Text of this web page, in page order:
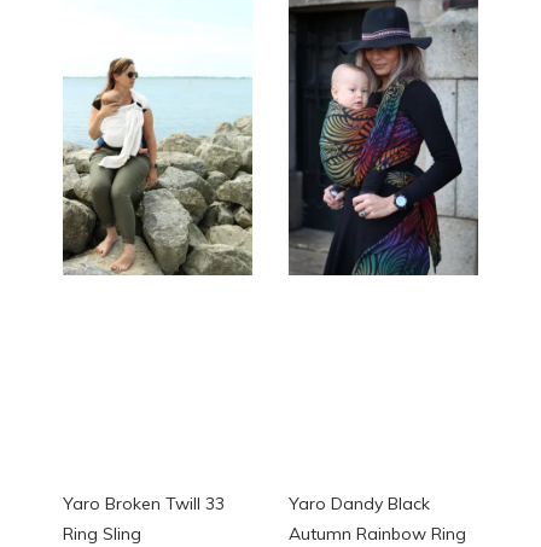
Yaro Broken Twill 33
Ring Sling
Yaro Dandy Black
Autumn Rainbow Ring